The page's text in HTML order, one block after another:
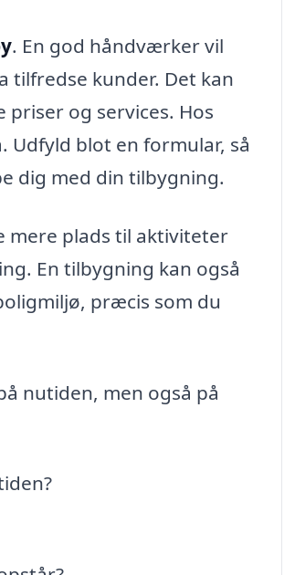
. En god håndværker vil
kunder. Det kan
og services. Hos
blot en formular, så
dig med din tilbygning.
mere plads til aktiviteter
En tilbygning kan også
præcis som du
nutiden, men også på